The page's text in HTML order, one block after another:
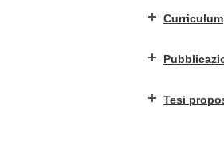
Curriculum
Tesi